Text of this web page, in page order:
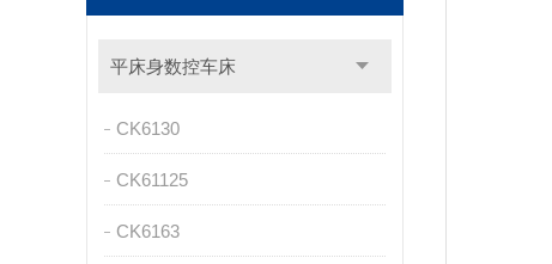
平床身数控车床
CK6130
CK61125
CK6163